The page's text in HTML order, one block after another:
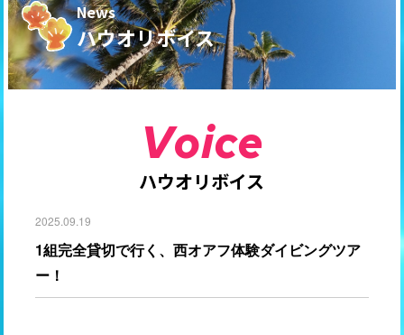
News
ハウオリボイス
Voice
ハウオリボイス
2025.09.19
1組完全貸切で行く、西オアフ体験ダイビングツア
ー！